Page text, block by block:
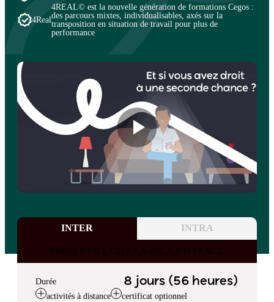
4Real
4REAL© est la nouvelle génération de formations Cegos :
des parcours mixtes, individualisables, axés sur la
transposition en situation de travail pour plus de
performance
INTER INTRA
PRESENTIEL OU CLASSE A DISTANCE
Durée 8 jours (56 heures)
activités à distance certificat optionnel